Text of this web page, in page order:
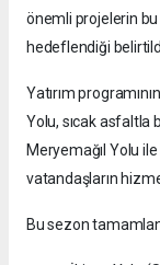
önemli projelerin
hedeflendiği
Yatırım
Yolu, sıcak asfaltla
Meryemağıl Yolu
vatandaşların
Bu sezon